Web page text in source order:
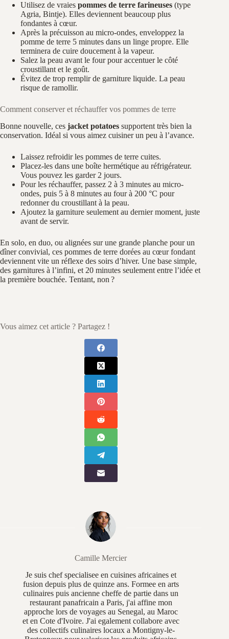
Utilisez de vraies pommes de terre farineuses (type
Agria, Bintje). Elles deviennent beaucoup plus
fondantes à cœur.
Après la précuisson au micro-ondes, enveloppez la
pomme de terre 5 minutes dans un linge propre. Elle
terminera de cuire doucement à la vapeur.
Salez la peau avant le four pour accentuer le côté
croustillant et le goût.
Évitez de trop remplir de garniture liquide. La peau
risque de ramollir.
Comment conserver et réchauffer vos pommes de terre
Bonne nouvelle, ces jacket potatoes supportent très bien la
conservation. Idéal si vous aimez cuisiner un peu à l’avance.
Laissez refroidir les pommes de terre cuites.
Placez-les dans une boîte hermétique au réfrigérateur.
Vous pouvez les garder 2 jours.
Pour les réchauffer, passez 2 à 3 minutes au micro-
ondes, puis 5 à 8 minutes au four à 200 °C pour
redonner du croustillant à la peau.
Ajoutez la garniture seulement au dernier moment, juste
avant de servir.
En solo, en duo, ou alignées sur une grande planche pour un
dîner convivial, ces pommes de terre dorées au cœur fondant
deviennent vite un réflexe des soirs d’hiver. Une base simple,
des garnitures à l’infini, et 20 minutes seulement entre l’idée et
la première bouchée. Tentant, non ?
Vous aimez cet article ? Partagez !
Camille Mercier
Je suis chef specialisee en cuisines africaines et
fusion depuis plus de quinze ans. Formee en arts
culinaires puis ancienne cheffe de partie dans un
restaurant panafricain a Paris, j'ai affine mon
approche lors de voyages au Senegal, au Maroc
et en Cote d'Ivoire. J'ai egalement collabore avec
des collectifs culinaires locaux a Montigny-le-